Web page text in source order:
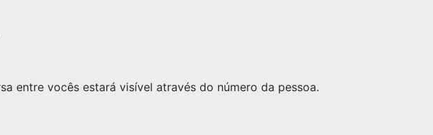
entre vocês estará visível através do número da pessoa.